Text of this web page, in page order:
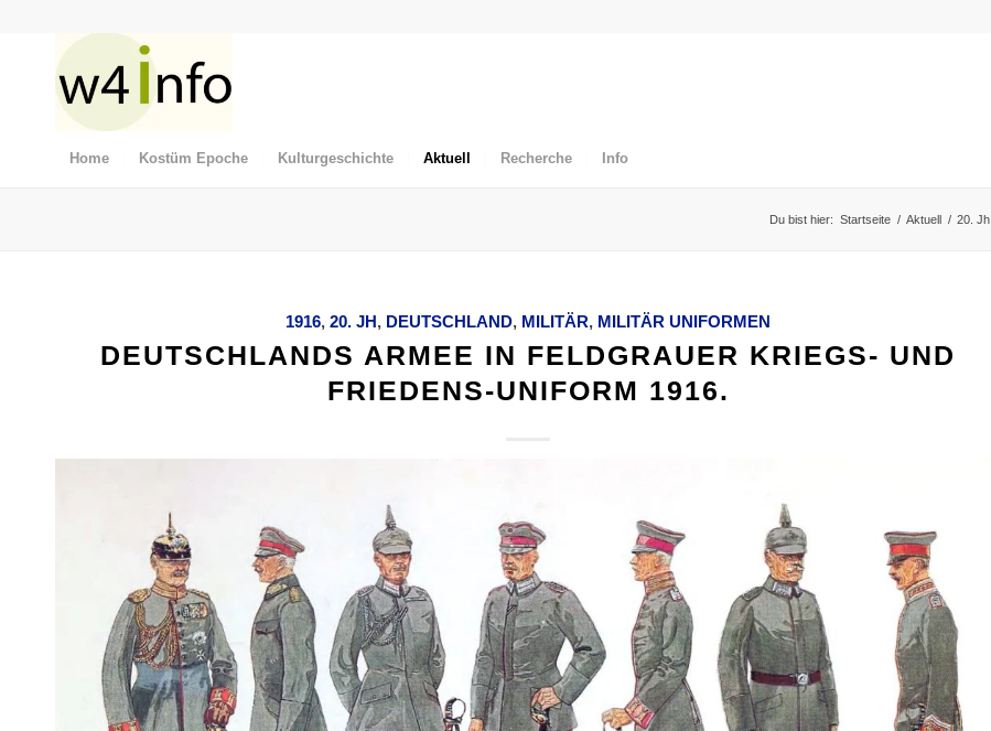
Home Kostüm Epoche Kulturgeschichte Aktuell Recherche Info
Du bist hier: Startseite / Aktuell / 20. Jh
1916,20. JH, DEUTSCHLAND, MILITÄR, MILITÄR UNIFORMEN
DEUTSCHLANDS ARMEE IN FELDGRAUER KRIEGS- UND
FRIEDENS-UNIFORM 1916.